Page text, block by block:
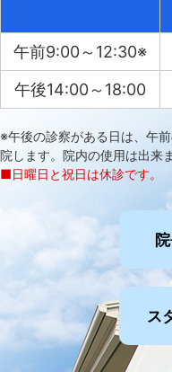
午前9:00～12:30※
午後14:00～18:00
※午後の診察がある日は、午
院します。院内の使用は出来
■日曜日と祝日は休診です。
ス